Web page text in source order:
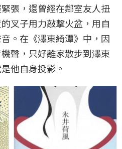
張，還曾經在鄰室友人扭
叉子用力敲擊火盆，用自
。在《濹東綺潭》中，因
聲，只好離家散步到濹東
他自身投影。